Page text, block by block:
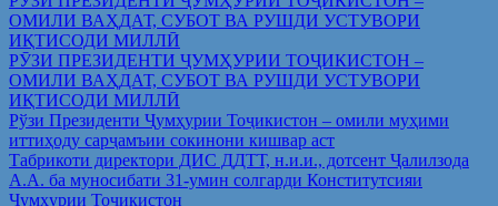
ОМИЛИ ВАҲДАТ, СУБОТ ВА РУШДИ УСТУВОРИ
ИҚТИСОДИ МИЛЛӢ
РӮЗИ ПРЕЗИДЕНТИ ҶУМҲУРИИ ТОҶИКИСТОН –
ОМИЛИ ВАҲДАТ, СУБОТ ВА РУШДИ УСТУВОРИ
ИҚТИСОДИ МИЛЛӢ
Рўзи Президенти Ҷумҳурии Тоҷикистон – омили муҳими
иттиҳоду сарҷамъии сокинони кишвар аст
Табрикоти директори ДИС ДДТТ, н.и.и., дотсент Ҷалилзода
А.А. ба муносибати 31-умин солгарди Конститутсияи
Ҷумҳурии Тоҷикистон